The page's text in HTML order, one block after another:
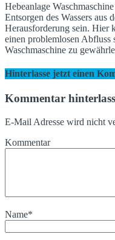
Hebeanlage
Entsorgen des Wassers aus
Herausforderung sein. Hier
einen problemlosen
Waschmaschine zu
Hinterlasse jetzt einen
Kommentar
E-Mail Adresse wird nicht
Kommentar
Name*